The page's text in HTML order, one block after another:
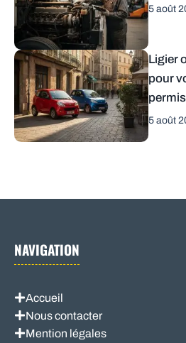
5 août
Ligier
pour
5 août
NAVIGATION
Accueil
Nous contacter
Mention légales